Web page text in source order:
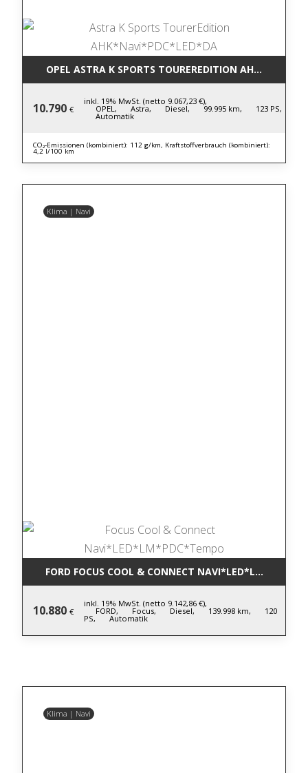
OPEL ASTRA K SPORTS TOUREREDITION
10.790 €
inkl. 19% MwSt. (netto 9.067,23 €),
OPEL, Astra, Diesel, 99.995 km, 123 PS,
Automatik
CO₂-Emissionen (kombiniert): 112 g/km, Kraftstoffverbrauch (kombiniert):
4,2 l/100 km
Klima | Navi
FORD FOCUS COOL & CONNECT
10.880 €
inkl. 19% MwSt. (netto 9.142,86 €),
FORD, Focus, Diesel, 139.998 km, 120
PS, Automatik
Klima | Navi